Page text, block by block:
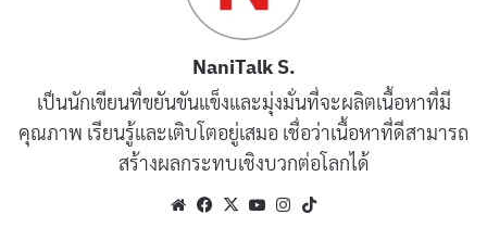
ใส่บาตรทุกเช้า สร้างบารมีให้ชีวิต
ทำบุญใส่บาตร ก่อกุศลถวายพระสงฆ์ คัดลอก
บุญเล็กๆ ที่ทำทุกวัน คือทางแห่งความ
NaniTalk S.
เป็นนักเขียนที่ขยันขันแข็งและมุ่งมั่นที่จะผลิตเนื้อหาที่มี
คุณภาพ เรียนรู้และเติบโตอยู่เสมอ เชื่อว่าเนื้อหาที่ดีสามารถ
สร้างผลกระทบเชิงบวกต่อโลกได้
WebsiteFacebook
X YouTubeInstagram